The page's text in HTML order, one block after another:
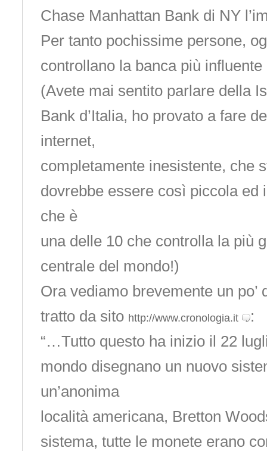
Chase Manhattan Bank di NY
Per tanto pochissime persone,
controllano la banca più influente
(Avete mai sentito parlare della
Bank d’Italia, ho provato a fare
internet,
completamente inesistente, che
dovrebbe essere così piccola ed
che è
una delle 10 che controlla la più
centrale del mondo!)
Ora vediamo brevemente un po’
tratto da sito http://www.cronologia.it
:
“…Tutto questo ha inizio il 22
mondo disegnano un nuovo
un’anonima
località americana, Bretton
sistema, tutte le monete erano